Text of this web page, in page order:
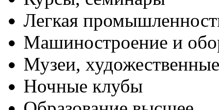
Легкая
Машиностроение и
Музеи,
Ночные клубы